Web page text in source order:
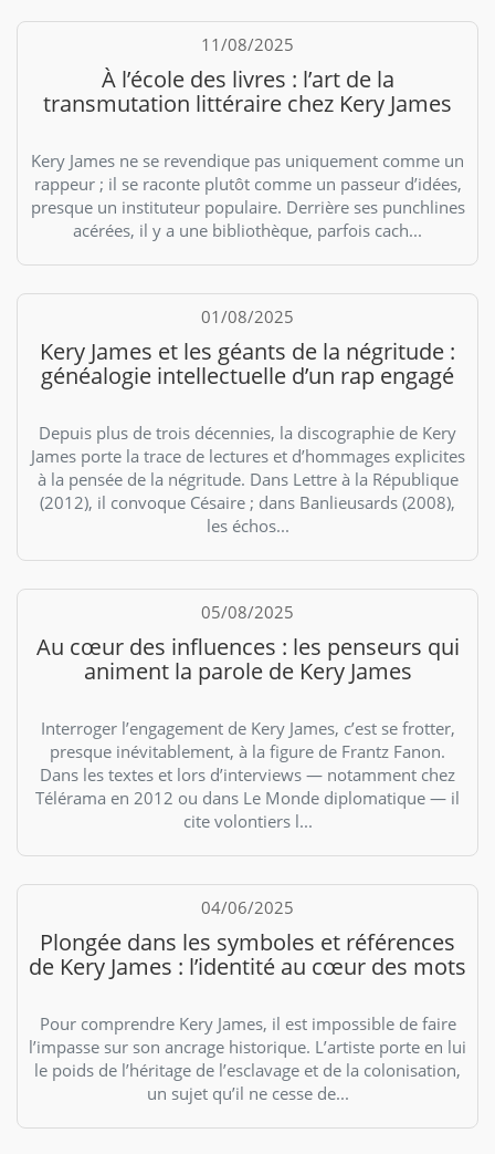
11/08/2025
À l’école des livres : l’art de la
transmutation littéraire chez Kery James
Kery James ne se revendique pas uniquement comme un
rappeur ; il se raconte plutôt comme un passeur d’idées,
presque un instituteur populaire. Derrière ses punchlines
acérées, il y a une bibliothèque, parfois cach...
01/08/2025
Kery James et les géants de la négritude :
généalogie intellectuelle d’un rap engagé
Depuis plus de trois décennies, la discographie de Kery
James porte la trace de lectures et d’hommages explicites
à la pensée de la négritude. Dans Lettre à la République
(2012), il convoque Césaire ; dans Banlieusards (2008),
les échos...
05/08/2025
Au cœur des influences : les penseurs qui
animent la parole de Kery James
Interroger l’engagement de Kery James, c’est se frotter,
presque inévitablement, à la figure de Frantz Fanon.
Dans les textes et lors d’interviews — notamment chez
Télérama en 2012 ou dans Le Monde diplomatique — il
cite volontiers l...
04/06/2025
Plongée dans les symboles et références
de Kery James : l’identité au cœur des mots
Pour comprendre Kery James, il est impossible de faire
l’impasse sur son ancrage historique. L’artiste porte en lui
le poids de l’héritage de l’esclavage et de la colonisation,
un sujet qu’il ne cesse de...